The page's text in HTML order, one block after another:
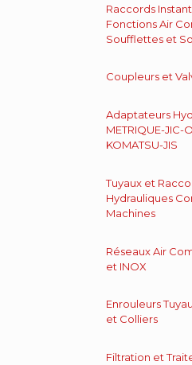
Raccords
Fonctions Air
Soufflettes et
Coupleurs et
Adaptateurs
METRIQUE-JIC-
KOMATSU-JIS
Tuyaux et
Hydrauliques
Machines
Réseaux Air
et INOX
Enrouleurs
et Colliers
Filtration et